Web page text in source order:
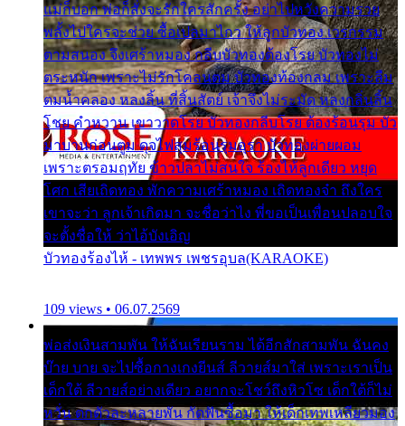
แม่ก็บอก พ่อก็สั่งจะรักใครสักครั้ง อย่าไปหวังความรวย
พลั้งไปใครจะช่วย ซื้อเปลมาไกว ให้ลูกบัวทอง เวรกรรม
ตามสนอง จึงเศร้าหมอง กลีบบัวทองต้องโรย บัวทองไม่
ตระหนัก เพราะไม่รักโคลนตม บัวทองท้องกลม เพราะลืม
ตมน้ำคลอง หลงลิ้น ที่สิ้นสัตย์ เจ้าจึงไม่ระมัด หลงกลิ่นลิ้น
โชย คำหวาน เขาวาดโรย บัวทองกลีบโรย ต้องร้อนรุม บัว
มาบานก่อนตูม ดุจไฟสุมร้อนรุมอุรา บัวทองผ่ายผอม
เพราะตรอมฤทัย ข้าวปลาไม่สนใจ ร้องไห้ลูกเดียว หยุด
โศก เสียเถิดทอง พักความเศร้าหมอง เถิดทองจ๋า ถึงใคร
เขาจะว่า ลูกเจ้าเกิดมา จะชื่อว่าไง พี่ขอเป็นเพื่อนปลอบใจ
จะตั้งชื่อให้ ว่าไอ้บังเอิญ
บัวทองร้องไห้ - เทพพร เพชรอุบล(KARAOKE)
109 views • 06.07.2569
พ่อส่งเงินสามพัน ให้ฉันเรียนราม ได้อีกสักสามพัน ฉันคง
บ๊าย บาย จะไปซื้อกางเกงยีนส์ ลีวายส์มาใส่ เพราะเราเป็น
เด็กใต้ ลีวายส์อย่างเดียว อยากจะโชว์ถึงหิวโซ เด็กใต้ก็ไม่
หวั่น ตกตัวละหลายพัน กัดฟันซื้อมา ให้เด็กเทพเหลียวมอง